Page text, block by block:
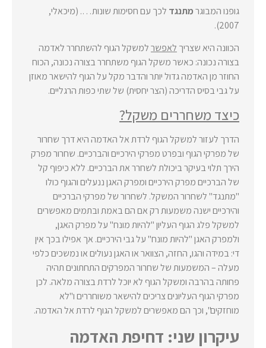
גופנו המבוגרמתנגד לכך עם חסימות שונות…. (מיכאלי,
2007).
הכוונה היא שצריך לאפשרלמשקל הגוף להשתחרר לאדמה
בצורה נכונה: כאשר משקל הגוף משתחרר בצורה נכונה, הכוח
החוזר מן האדמה גדול יותר והדבר מקל על הגוף להישאר מאוזן
על גבי בסיס הדריכה (הצר יחסית) של שתי כפות הרגליים.
כיצד משחררים משקל?
הדרך לעזור למשקל הגוף לרדת אל האדמה היא דרך שחרור
של מפרקי הגוף ובפרט מפרקי הירכיים והברכיים. שחרור מפרק
הירך תלוי בעיקר ביכולת לשחרר את הברכיים. ללא כיפוף קל
של הברכיים מפרק הירכיים ומפרק האגן ננעלים והגוף כולו
"מתנגד" לשחרור המשקל. לשחרור של מפרקי הברכיים
והירכיים ישנה משמעות רק אם הם באמת ובתמים מאפשרים
למשקל פלג הגוף העליון "להיות מונח" על מפרק האגן,
ולמפרק האגן "להיות מונח" על גבי הירכיים. אך אפילו בכך אין
די: במידה והגו, החזה, הצוואר או האגן נעולים או נמשכים כלפי
מעלה – המשמעות של שחרור המפרקים התחתונים תהיה
פחותה בהרבה ומשקל הגוף לא יוכל לרדת בצורה מלאה. לכן
מפרקי הגוף העליונים צריכים להישאר משוחררים ו"לא
מוחזקים", וכך הם מאפשרים למשקל הגוף לרדת אל האדמה.
עיקרון שני: דחיפת האדמה